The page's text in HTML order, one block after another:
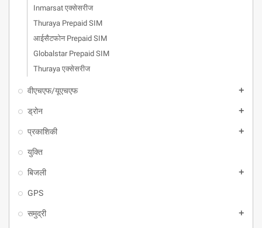
Inmarsat एक्सेसरीज
Thuraya Prepaid SIM
आईसैटफोन Prepaid SIM
Globalstar Prepaid SIM
Thuraya एक्सेसरीज
वीएचएफ/यूएचएफ add
ड्रोन add
प्रकाशिकी add
युक्ति
बिजली add
GPS
समुद्री add